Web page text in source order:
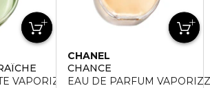
VAPORIZZATORE
CHANEL
CHANCE
EAU DE PARFUM